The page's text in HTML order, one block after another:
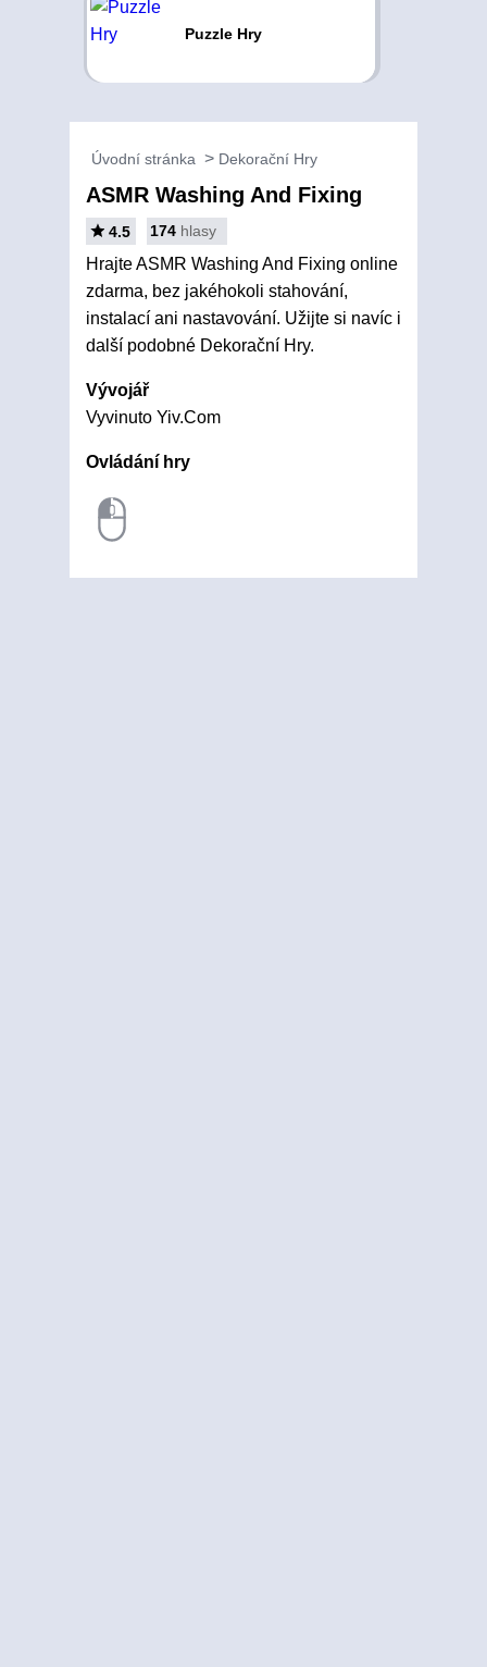
Puzzle Hry
Úvodní stránka Dekorační Hry
ASMR Washing And Fixing
4.5 174 hlasy
Hrajte ASMR Washing And Fixing online
zdarma, bez jakéhokoli stahování,
instalací ani nastavování. Užijte si navíc i
další podobné Dekorační Hry.
Vývojář
Vyvinuto Yiv.Com
Ovládání hry